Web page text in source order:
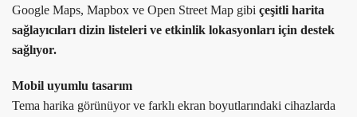
Google Maps, Mapbox ve Open Street Map gibi çeşitli harita
sağlayıcıları dizin listeleri ve etkinlik lokasyonları için destek
sağlıyor.
Mobil uyumlu tasarım
Tema harika görünüyor ve farklı ekran boyutlarındaki cihazlarda